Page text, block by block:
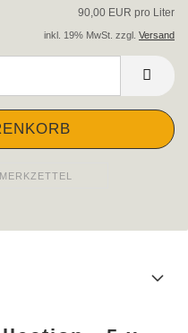
90,00 EUR pro Liter
inkl. 19% MwSt. zzgl. Versand